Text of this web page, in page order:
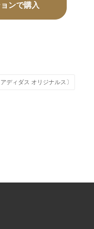
ンで購入
ディダス オリジナルス〕